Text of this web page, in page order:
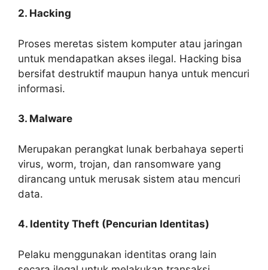
2. Hacking
Proses meretas sistem komputer atau jaringan
untuk mendapatkan akses ilegal. Hacking bisa
bersifat destruktif maupun hanya untuk mencuri
informasi.
3. Malware
Merupakan perangkat lunak berbahaya seperti
virus, worm, trojan, dan ransomware yang
dirancang untuk merusak sistem atau mencuri
data.
4. Identity Theft (Pencurian Identitas)
Pelaku menggunakan identitas orang lain